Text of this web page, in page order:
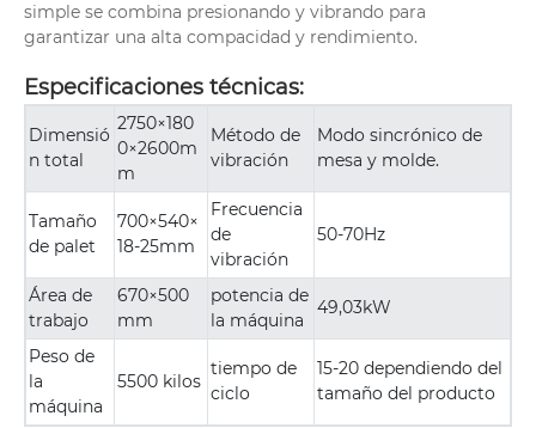
simple se combina presionando y vibrando para
garantizar una alta compacidad y rendimiento.
Especificaciones técnicas:
Dimensió
n total
2750×180
0×2600m
m
Método de
vibración
Modo sincrónico de
mesa y molde.
Tamaño
de palet
700×540×
18-25mm
Frecuencia
de
vibración
50-70Hz
Área de
trabajo
670×500
mm
potencia de
la máquina
49,03kW
Peso de
la
máquina
5500 kilos
tiempo de
ciclo
15-20 dependiendo del
tamaño del producto